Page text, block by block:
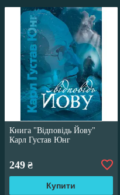
Книга "Відповідь Йову"
Карл Густав Юнг
249 ₴
Купити